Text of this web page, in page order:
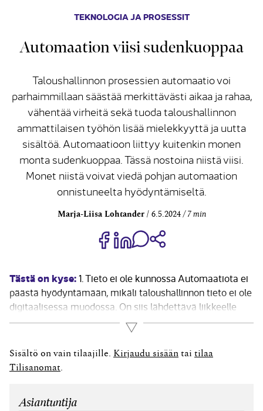
TEKNOLOGIA JA PROSESSIT
Automaation viisi sudenkuoppaa
Taloushallinnon prosessien automaatio voi
parhaimmillaan säästää merkittävästi aikaa ja rahaa,
vähentää virheitä sekä tuoda taloushallinnon
ammattilaisen työhön lisää mielekkyyttä ja uutta
sisältöä. Automaatioon liittyy kuitenkin monen
monta sudenkuoppaa. Tässä nostoina niistä viisi.
Monet niistä voivat viedä pohjan automaation
onnistuneelta hyödyntämiseltä.
Marja-Liisa Lohtander 6.5.2024 7 min
Jaa Share on Facebook
Jaa Share on LinkedIn
Jaa WhatsApp-viestinä
Tästä on kyse:1. Tieto ei ole kunnossa Automaatiota ei
päästä hyödyntämään, mikäli taloushallinnon tieto ei ole
digitaalisessa muodossa. On siis lähdettävä liikkeelle
laittamalla ensin pohja kuntoon. Ostolaskujen käsittely
on yksi oiva automaation käyttökohde. Edelleen
Suomessa käsitellään verrattain paljon muita kuin
verkkolaskuja. Standardimuotoiset,...
Lue lisää
Sisältö on vain tilaajille. Kirjaudu sisään tai tilaa
Tilisanomat
Asiantuntija